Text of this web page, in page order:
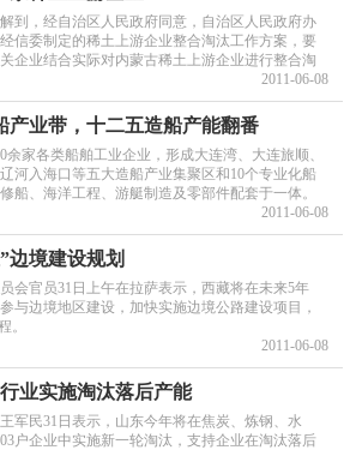
到，经自治区人民政府同意，自治区人民政府办
信委制定的稀土上游企业整合淘汰工作方案，要
企业结合实际对内蒙古稀土上游企业进行整合淘
2011-06-08
产业带，十二五造船产能翻番
余家各类船舶工业企业，形成大连湾、大连旅顺、
河入海口等五大造船产业集聚区和10个专业化船
船、海洋工程、游艇制造及零部件配套于一体。
2011-06-08
边境建设规划
会官员31日上午在拉萨表示，西藏将在未来5年
与边境地区建设，加快实施边境公路建设项目，
。
2011-06-08
业实施淘汰落后产能
军民31日表示，山东今年将在焦炭、炼钢、水
户企业中实施新一轮淘汰，支持企业在淘汰落后